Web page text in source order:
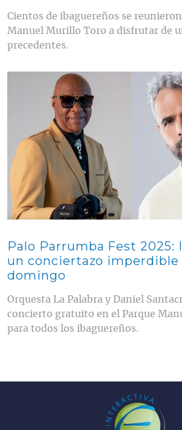
Cientos de ibaguereños se
Manuel Murillo Toro a disfrutar de
precedentes.
Contenido multimedia principal
Palo Parrumba Fest 2025:
un conciertazo imperdible
domingo
Orquesta La Palabra y Daniel
concierto gratuito en el Parque
para todos los ibaguereños.